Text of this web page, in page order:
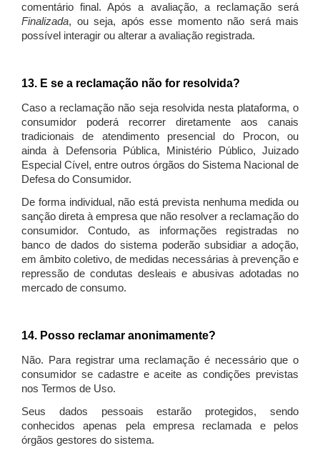
comentário final. Após a avaliação, a reclamação será
Finalizada, ou seja, após esse momento não será mais
possível interagir ou alterar a avaliação registrada.
13. E se a reclamação não for resolvida?
Caso a reclamação não seja resolvida nesta plataforma, o
consumidor poderá recorrer diretamente aos canais
tradicionais de atendimento presencial do Procon, ou
ainda à Defensoria Pública, Ministério Público, Juizado
Especial Cível, entre outros órgãos do Sistema Nacional de
Defesa do Consumidor.
De forma individual, não está prevista nenhuma medida ou
sanção direta à empresa que não resolver a reclamação do
consumidor. Contudo, as informações registradas no
banco de dados do sistema poderão subsidiar a adoção,
em âmbito coletivo, de medidas necessárias à prevenção e
repressão de condutas desleais e abusivas adotadas no
mercado de consumo.
14. Posso reclamar anonimamente?
Não. Para registrar uma reclamação é necessário que o
consumidor se cadastre e aceite as condições previstas
nos Termos de Uso.
Seus dados pessoais estarão protegidos, sendo
conhecidos apenas pela empresa reclamada e pelos
órgãos gestores do sistema.